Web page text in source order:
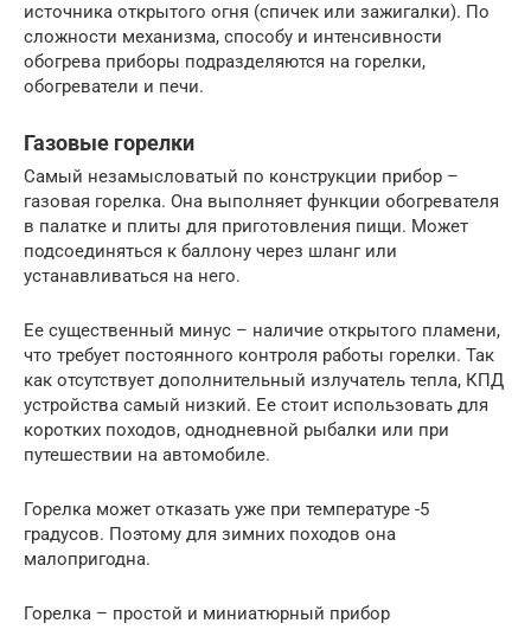
источника открытого огня (спичек или зажигалки). По
сложности механизма, способу и интенсивности
обогрева приборы подразделяются на горелки,
обогреватели и печи.
Газовые горелки
Самый незамысловатый по конструкции прибор –
газовая горелка. Она выполняет функции обогревателя
в палатке и плиты для приготовления пищи. Может
подсоединяться к баллону через шланг или
устанавливаться на него.
Ее существенный минус – наличие открытого пламени,
что требует постоянного контроля работы горелки. Так
как отсутствует дополнительный излучатель тепла, КПД
устройства самый низкий. Ее стоит использовать для
коротких походов, однодневной рыбалки или при
путешествии на автомобиле.
Горелка может отказать уже при температуре -5
градусов. Поэтому для зимних походов она
малопригодна.
Горелка – простой и миниатюрный прибор